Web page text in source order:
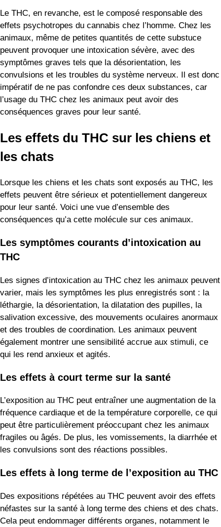
Le THC, en revanche, est le composé responsable des
effets psychotropes du cannabis chez l’homme. Chez les
animaux, même de petites quantités de cette substuce
peuvent provoquer une intoxication sévère, avec des
symptômes graves tels que la désorientation, les
convulsions et les troubles du système nerveux. Il est donc
impératif de ne pas confondre ces deux substances, car
l’usage du THC chez les animaux peut avoir des
conséquences graves pour leur santé.
Les effets du THC sur les chiens et
les chats
Lorsque les chiens et les chats sont exposés au THC, les
effets peuvent être sérieux et potentiellement dangereux
pour leur santé. Voici une vue d’ensemble des
conséquences qu’a cette molécule sur ces animaux.
Les symptômes courants d’intoxication au
THC
Les signes d’intoxication au THC chez les animaux peuvent
varier, mais les symptômes les plus enregistrés sont : la
léthargie, la désorientation, la dilatation des pupilles, la
salivation excessive, des mouvements oculaires anormaux
et des troubles de coordination. Les animaux peuvent
également montrer une sensibilité accrue aux stimuli, ce
qui les rend anxieux et agités.
Les effets à court terme sur la santé
L’exposition au THC peut entraîner une augmentation de la
fréquence cardiaque et de la température corporelle, ce qui
peut être particulièrement préoccupant chez les animaux
fragiles ou âgés. De plus, les vomissements, la diarrhée et
les convulsions sont des réactions possibles.
Les effets à long terme de l’exposition au THC
Des expositions répétées au THC peuvent avoir des effets
néfastes sur la santé à long terme des chiens et des chats.
Cela peut endommager différents organes, notamment le